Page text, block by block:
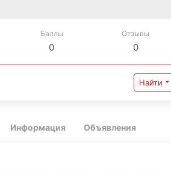
Баллы
0
Отзывы
0
Найти
Информация Объявления